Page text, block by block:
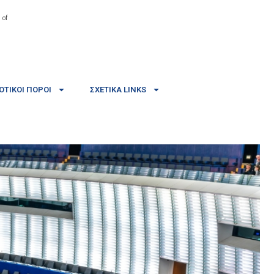
of
ΠΌΡΟΙ ΣΧΕΤΙΚΆ LINKS